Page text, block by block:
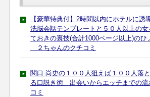
【豪華特典付】2時間以内にホテルに誘
洗脳会話テンプレートと５０人以上の
ておきの裏技(合計1000ページ以上)のひ
２ちゃんのクチコミ
関口 尚史の１００人狙えば１００人落
る口説き術 出会いからエッチまでの
コミ